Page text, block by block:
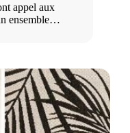
appel aux
ensemble…